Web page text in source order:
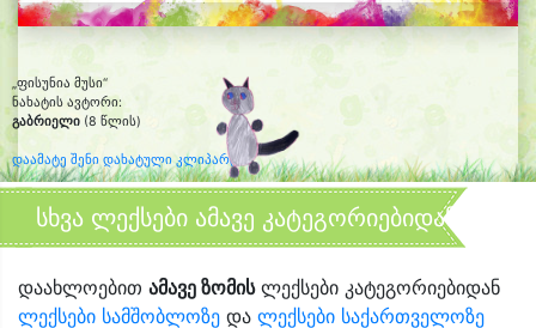
„ფისუნია მუსი“
ნახატის ავტორი:
გაბრიელი (8 წლის)
დაამატე შენი დახატული კლიპარტი
სხვა ლექსები ამავე კატეგორიებიდან
დაახლოებით ამავე ზომისლექსები კატეგორიებიდან
ლექსები სამშობლოზე და ლექსები საქართველოზე